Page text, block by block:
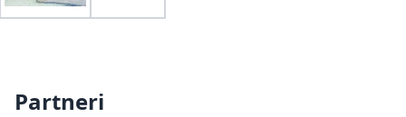
Partneri